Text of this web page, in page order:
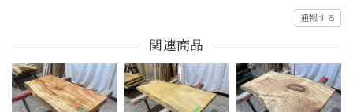
通報する
関連商品